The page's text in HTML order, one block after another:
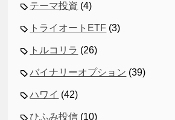
テーマ投資 (4)
トライオートETF (3)
トルコリラ (26)
バイナリーオプション (39)
ハワイ (42)
ひふみ投信 (10)